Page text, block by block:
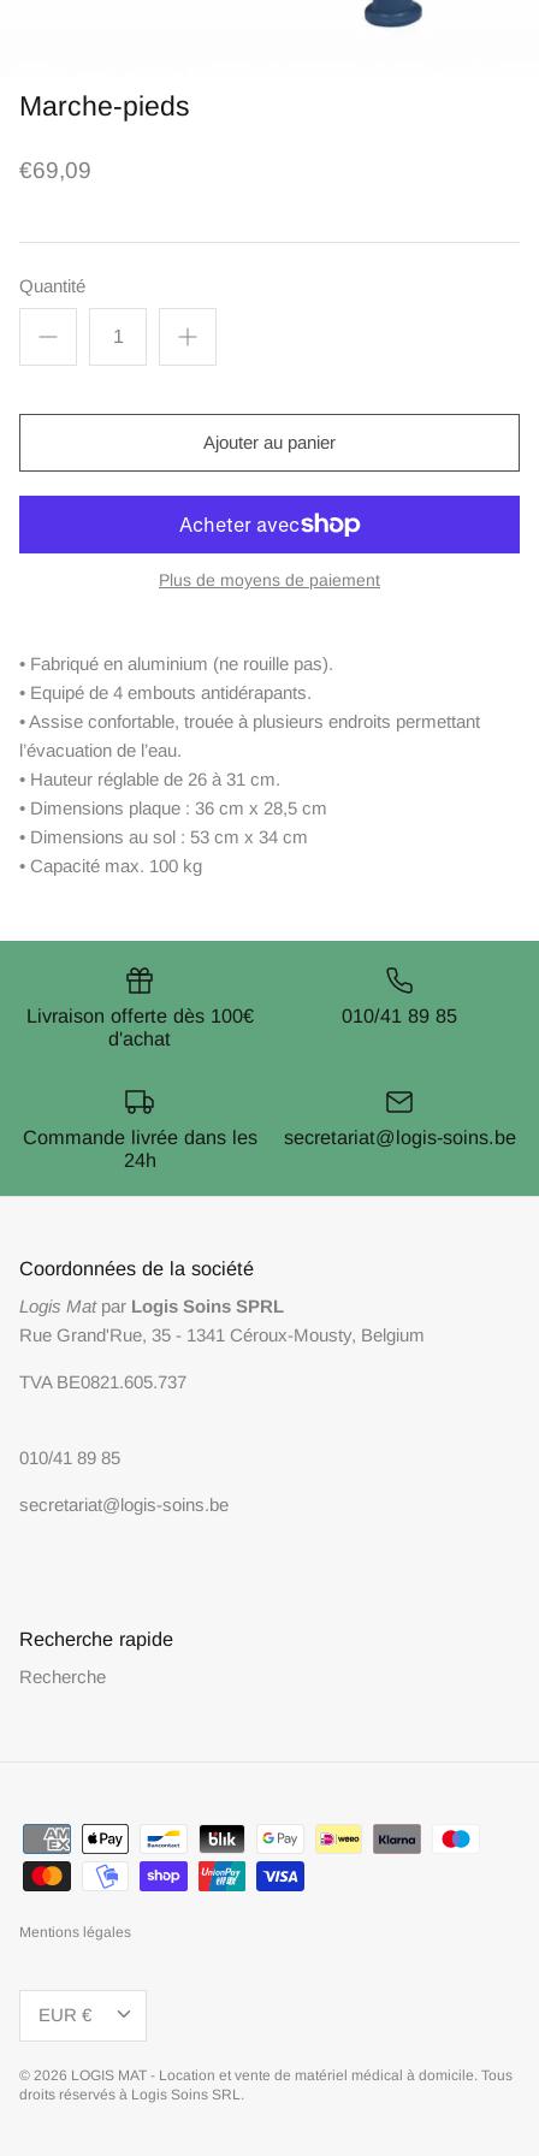
Marche-pieds
€69,09
Quantité
Ajouter au panier
Plus de moyens de paiement
• Fabriqué en aluminium (ne rouille pas).
• Equipé de 4 embouts antidérapants.
• Assise confortable, trouée à plusieurs endroits permettant
l’évacuation de l’eau.
• Hauteur réglable de 26 à 31 cm.
• Dimensions plaque : 36 cm x 28,5 cm
• Dimensions au sol : 53 cm x 34 cm
• Capacité max. 100 kg
Livraison offerte dès 100€
d'achat
010/41 89 85
Commande livrée dans les
24h
secretariat@logis-soins.be
Coordonnées de la société
Logis Matpar Logis Soins SPRL
Rue Grand'Rue, 35 - 1341 Céroux-Mousty, Belgium
TVA BE0821.605.737
010/41 89 85
secretariat@logis-soins.be
Recherche rapide
Recherche
Mentions légales
Devise
EUR €
© 2026 LOGIS MAT - Location et vente de matériel médical à domicile. Tous
droits réservés à Logis Soins SRL.